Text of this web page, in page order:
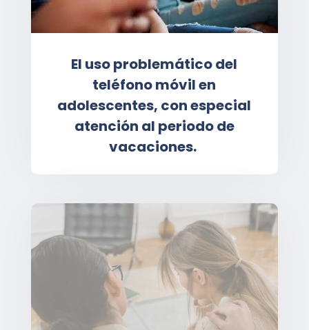
El uso problemático del
teléfono móvil en
adolescentes, con especial
atención al periodo de
vacaciones.